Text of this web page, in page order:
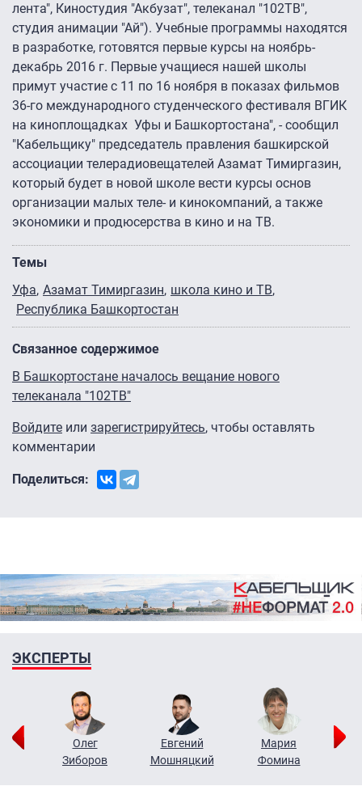
лента", Киностудия "Акбузат", телеканал "102ТВ",
студия анимации "Ай"). Учебные программы находятся
в разработке, готовятся первые курсы на ноябрь-
декабрь 2016 г. Первые учащиеся нашей школы
примут участие с 11 по 16 ноября в показах фильмов
36-го международного студенческого фестиваля ВГИК
на киноплощадках Уфы и Башкортостана", - сообщил
"Кабельщику" председатель правления башкирской
ассоциации телерадиовещателей Азамат Тимиргазин,
который будет в новой школе вести курсы основ
организации малых теле- и кинокомпаний, а также
экономики и продюсерства в кино и на ТВ.
Темы
Уфа Азамат Тимиргазин школа кино и ТВ
Республика Башкортостан
Связанное содержимое
В Башкортостане началось вещание нового
телеканала "102ТВ"
Войдите или зарегистрируйтесь, чтобы оставлять
комментарии
Поделиться:
ЭКСПЕРТЫ
Олег
Зиборов
Евгений
Мошняцкий
Мария
Фомина